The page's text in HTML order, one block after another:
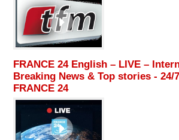
FRANCE 24 English – LIVE –
Breaking News & Top stories - 24/
FRANCE 24